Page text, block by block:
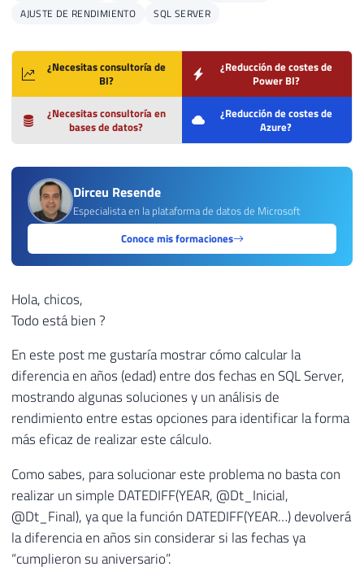
AJUSTE DE RENDIMIENTO
SQL SERVER
¿Necesitas consultoría de
BI?
¿Reducción de costes de
Power BI?
¿Necesitas consultoría en
bases de datos?
¿Reducción de costes de
Azure?
Dirceu Resende
Especialista en la plataforma de datos de Microsoft
Conoce mis formaciones
Hola, chicos,
Todo está bien ?
En este post me gustaría mostrar cómo calcular la
diferencia en años (edad) entre dos fechas en SQL Server,
mostrando algunas soluciones y un análisis de
rendimiento entre estas opciones para identificar la forma
más eficaz de realizar este cálculo.
Como sabes, para solucionar este problema no basta con
realizar un simple DATEDIFF(YEAR, @Dt_Inicial,
@Dt_Final), ya que la función DATEDIFF(YEAR…) devolverá
la diferencia en años sin considerar si las fechas ya
“cumplieron su aniversario”.